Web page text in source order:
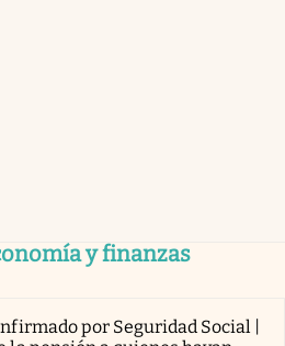
y finanzas
por Seguridad Social |